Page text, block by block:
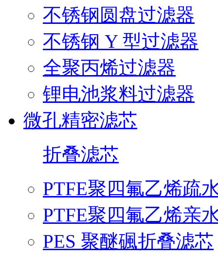
不锈钢圆盘过滤器
不锈钢 Y 型过滤器
全聚丙烯过滤器
锂电池浆料过滤器
微孔精密滤芯
折叠滤芯
PTFE聚四氟乙烯疏
PTFE聚四氟乙烯亲
PES 聚醚碸折叠滤芯